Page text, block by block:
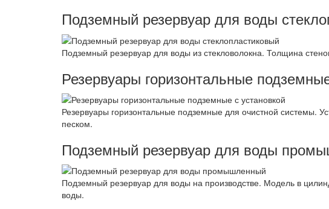
Подземный резервуар для воды
Подземный резервуар для воды из стекловолокна. Толщина
Резервуары горизонтальные
Резервуары горизонтальные подземные для очистной системы.
песком.
Подземный резервуар для воды
Подземный резервуар для воды на производстве. Модель в
воды.